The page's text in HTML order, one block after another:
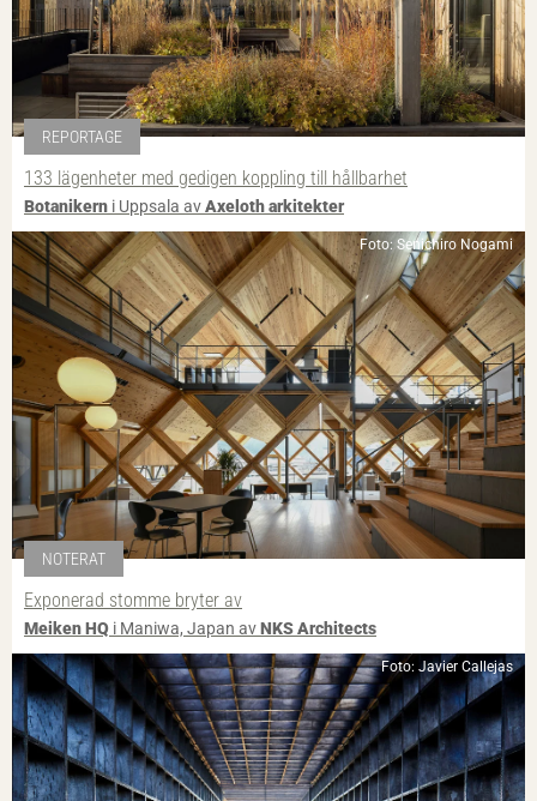
REPORTAGE
133 lägenheter med gedigen koppling till hållbarhet
Botanikern i Uppsala avAxeloth arkitekter
Foto: Senichiro Nogami
NOTERAT
Exponerad stomme bryter av
Meiken HQ i Maniwa, Japan avNKS Architects
Foto: Javier Callejas